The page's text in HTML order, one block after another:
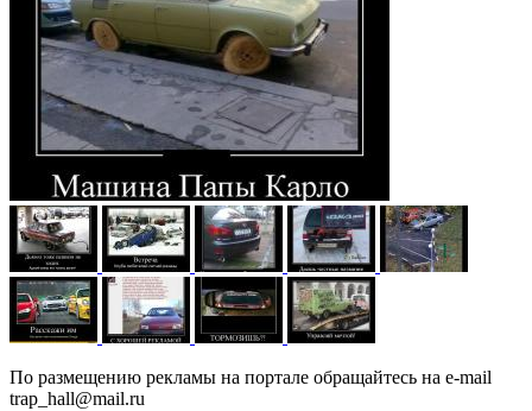
По размещению рекламы на портале обращайтесь на e-mail
trap_hall@mail.ru